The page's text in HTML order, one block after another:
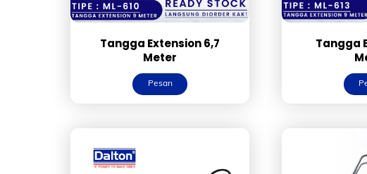
Tangga Extension 6,7
Meter
Pesan
Tangga